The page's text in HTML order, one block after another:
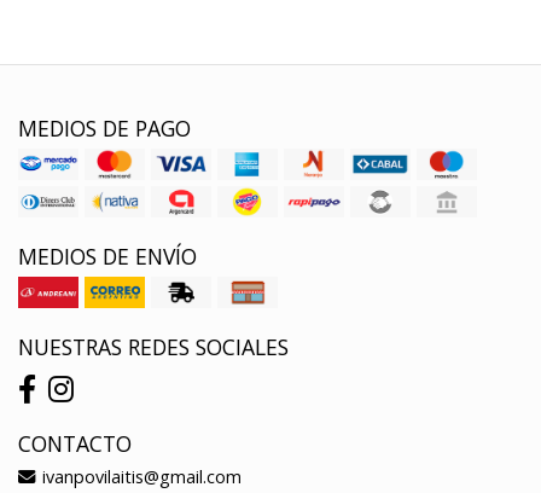
MEDIOS DE PAGO
MEDIOS DE ENVÍO
NUESTRAS REDES SOCIALES
CONTACTO
ivanpovilaitis@gmail.com